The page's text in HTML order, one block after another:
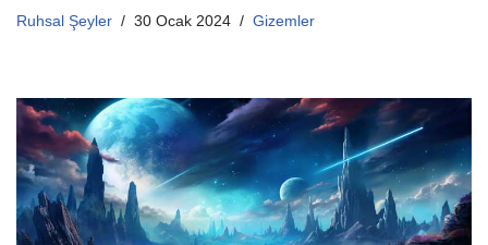
Ruhsal Şeyler 30 Ocak 2024 Gizemler